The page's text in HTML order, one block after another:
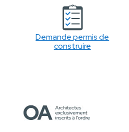
Demande permis de
construire